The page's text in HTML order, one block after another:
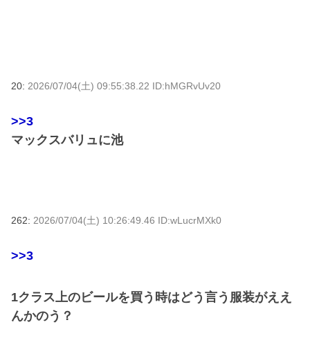
20: 2026/07/04(土) 09:55:38.22 ID:hMGRvUv20
>>3
マックスバリュに池
262: 2026/07/04(土) 10:26:49.46 ID:wLucrMXk0
>>3
1クラス上のビールを買う時はどう言う服装がええ
んかのう？